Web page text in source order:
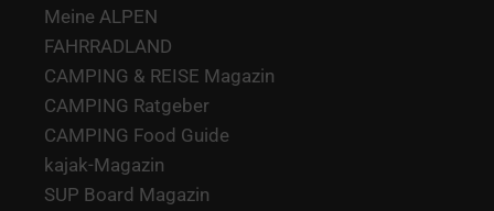
Meine ALPEN
FAHRRADLAND
CAMPING & REISE Magazin
CAMPING Ratgeber
CAMPING Food Guide
kajak-Magazin
SUP Board Magazin